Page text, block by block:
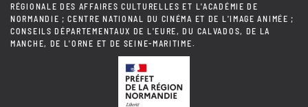
RÉGIONALE DES AFFAIRES CULTURELLES ET L'ACADÉMIE DE
NORMANDIE ; CENTRE NATIONAL DU CINÉMA ET DE L'IMAGE ANIMÉE ;
CONSEILS DÉPARTEMENTAUX DE L'EURE, DU CALVADOS, DE LA
MANCHE, DE L'ORNE ET DE SEINE-MARITIME.